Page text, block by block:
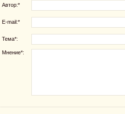
Автор:*
E-mail:*
Тема*:
Мнение*: